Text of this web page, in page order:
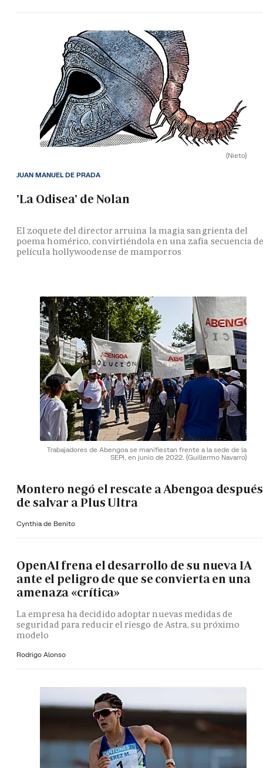
(Nieto)
'La Odisea' de Nolan
El zoquete del director arruina la magia sangrienta del
poema homérico, convirtiéndola en una zafia secuencia
película hollywoodense de mamporros
JUAN MANUEL DE PRADA
Trabajadores de Abengoa se manifiestan frente a la sede de la
SEPI, en junio de 2022. (Guillermo Navarro)
Montero negó el rescate a Abengoa después
de salvar a Plus Ultra
Cynthia de Benito
OpenAI frena el desarrollo de su nueva IA
ante el peligro de que se convierta en una
amenaza «crítica»
La empresa ha decidido adoptar nuevas medidas de
seguridad para reducir el riesgo de Astra, su próximo
modelo
Rodrigo Alonso